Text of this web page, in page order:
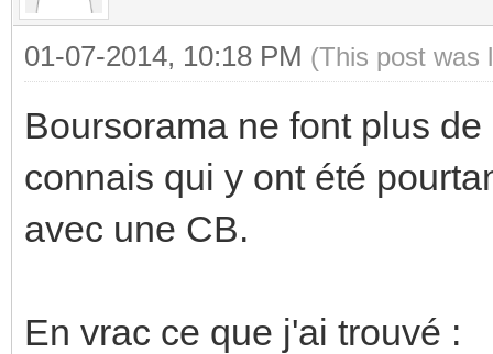
01-07-2014, 10:18 PM (This post was
Boursorama ne font plus
connais qui y ont été
avec une CB.
En vrac ce que j'ai trouvé :